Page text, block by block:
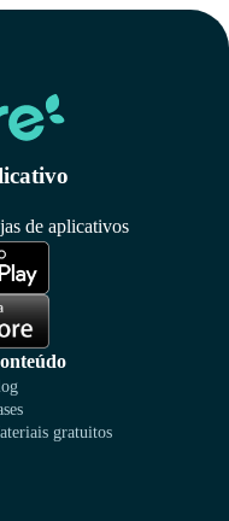
de aplicativos
gratuitos